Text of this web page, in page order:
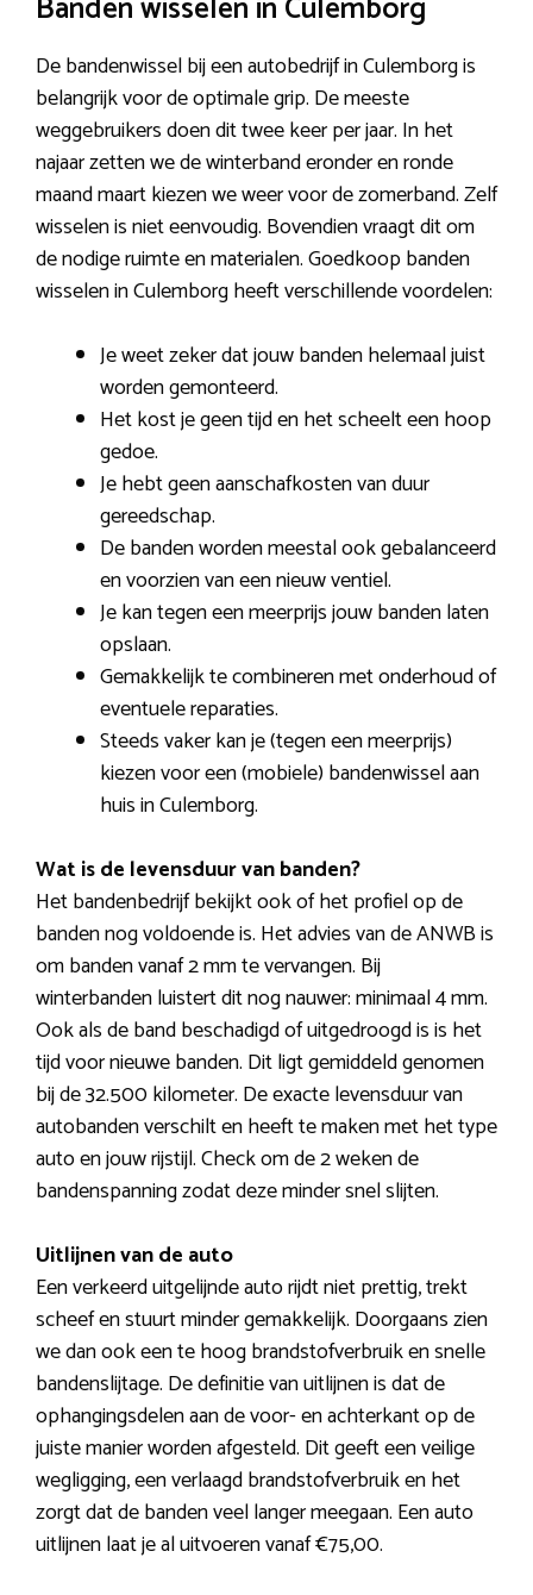
De bandenwissel bij een autobedrijf in Culemborg is
belangrijk voor de optimale grip. De meeste
weggebruikers doen dit twee keer per jaar. In het
najaar zetten we de winterband eronder en ronde
maand maart kiezen we weer voor de zomerband. Zelf
wisselen is niet eenvoudig. Bovendien vraagt dit om
de nodige ruimte en materialen. Goedkoop banden
wisselen in Culemborg heeft verschillende voordelen:
Je weet zeker dat jouw banden helemaal juist
worden gemonteerd.
Het kost je geen tijd en het scheelt een hoop
gedoe.
Je hebt geen aanschafkosten van duur
gereedschap.
De banden worden meestal ook gebalanceerd
en voorzien van een nieuw ventiel.
Je kan tegen een meerprijs jouw banden laten
opslaan.
Gemakkelijk te combineren met onderhoud of
eventuele reparaties.
Steeds vaker kan je (tegen een meerprijs)
kiezen voor een (mobiele) bandenwissel aan
huis in Culemborg.
Wat is de levensduur van banden?
Het bandenbedrijf bekijkt ook of het profiel op de
banden nog voldoende is. Het advies van de ANWB is
om banden vanaf 2 mm te vervangen. Bij
winterbanden luistert dit nog nauwer: minimaal 4 mm.
Ook als de band beschadigd of uitgedroogd is is het
tijd voor nieuwe banden. Dit ligt gemiddeld genomen
bij de 32.500 kilometer. De exacte levensduur van
autobanden verschilt en heeft te maken met het type
auto en jouw rijstijl. Check om de 2 weken de
bandenspanning zodat deze minder snel slijten.
Uitlijnen van de auto
Een verkeerd uitgelijnde auto rijdt niet prettig, trekt
scheef en stuurt minder gemakkelijk. Doorgaans zien
we dan ook een te hoog brandstofverbruik en snelle
bandenslijtage. De definitie van uitlijnen is dat de
ophangingsdelen aan de voor- en achterkant op de
juiste manier worden afgesteld. Dit geeft een veilige
wegligging, een verlaagd brandstofverbruik en het
zorgt dat de banden veel langer meegaan. Een auto
uitlijnen laat je al uitvoeren vanaf €75,00.